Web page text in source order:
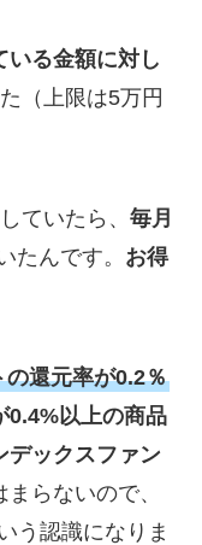
いる金額に対し
（上限は5万円
ていたら、 毎月
たんです。 お得
還元率が0.2％
0.4%以上の商品
デックスファン
らないので、
う認識になりま